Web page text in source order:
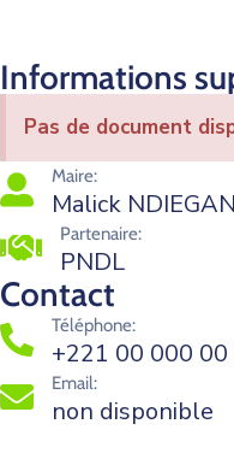
Informations
Pas de document
Maire:
Malick
Partenaire:
PNDL
Contact
Téléphone:
+221 00 000 00
Email:
non disponible